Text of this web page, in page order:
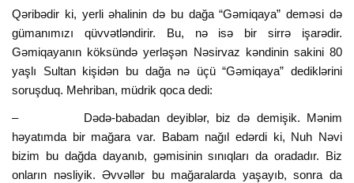
Qəribədir ki, yerli əhalinin də bu dağa “Gəmiqaya” deməsi də
gümanımızı qüvvətləndirir. Bu, nə isə bir sirrə işarədir.
Gəmiqayanın köksündə yerləşən Nəsirvaz kəndinin sakini 80
yaşlı Sultan kişidən bu dağa nə üçü “Gəmiqaya” dediklərini
soruşduq. Mehriban, müdrik qoca dedi:
– Dədə-babadan deyiblər, biz də demişik. Mənim
həyatımda bir mağara var. Babam nağıl edərdi ki, Nuh Nəvi
bizim bu dağda dayanıb, gəmisinin sınıqları da oradadır. Biz
onların nəsliyik. Əvvəllər bu mağaralarda yaşayıb, sonra da